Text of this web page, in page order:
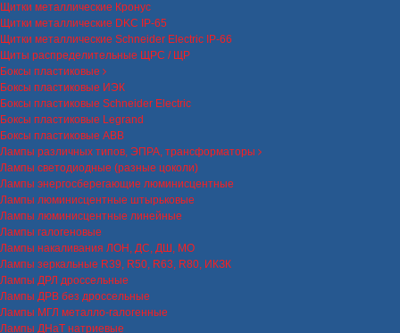
Щитки металлические Кронус
Щитки металлические DKC IP-65
Щитки металлические Schneider Electric IP-66
Щиты распределительные ЩРС / ЩР
Боксы пластиковые
Боксы пластиковые ИЭК
Боксы пластиковые Schneider Electric
Боксы пластиковые Legrand
Боксы пластиковые ABB
Лампы различных типов, ЭПРА, трансформаторы
Лампы светодиодные (разные цоколи)
Лампы энергосберегающие люминисцентные
Лампы люминисцентные штырьковые
Лампы люминисцентные линейные
Лампы галогеновые
Лампы накаливания ЛОН, ДС, ДШ, МО
Лампы зеркальные R39, R50, R63, R80, ИКЗК
Лампы ДРЛ дроссельные
Лампы ДРВ без дроссельные
Лампы МГЛ металло-галогенные
Лампы ДНаТ натриевые